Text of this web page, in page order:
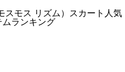
スモス リズム）スカート人気
ムランキング